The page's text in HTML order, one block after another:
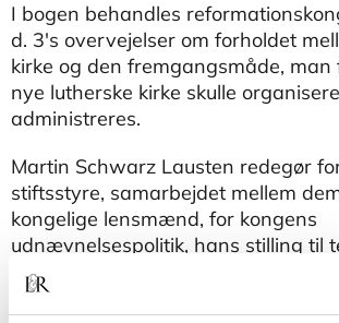
I bogen behandles
d. 3's overvejelser om forholdet
kirke og den fremgangsmåde, man
nye lutherske kirke skulle
administreres.
Martin Schwarz Lausten redegør
stiftsstyre, samarbejdet mellem
kongelige lensmænd, for kongens
udnævnelsespolitik, hans stilling til
lærestridigheder, ligesom de
disse sager beskrives. I bogens